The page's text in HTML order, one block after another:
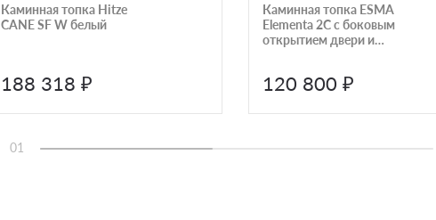
Каминная топка Hitze
CANE SF W белый
188 318 ₽
Каминная топка ESMA
Elementa 2C с боковым
открытием двери и
120 800 ₽
01